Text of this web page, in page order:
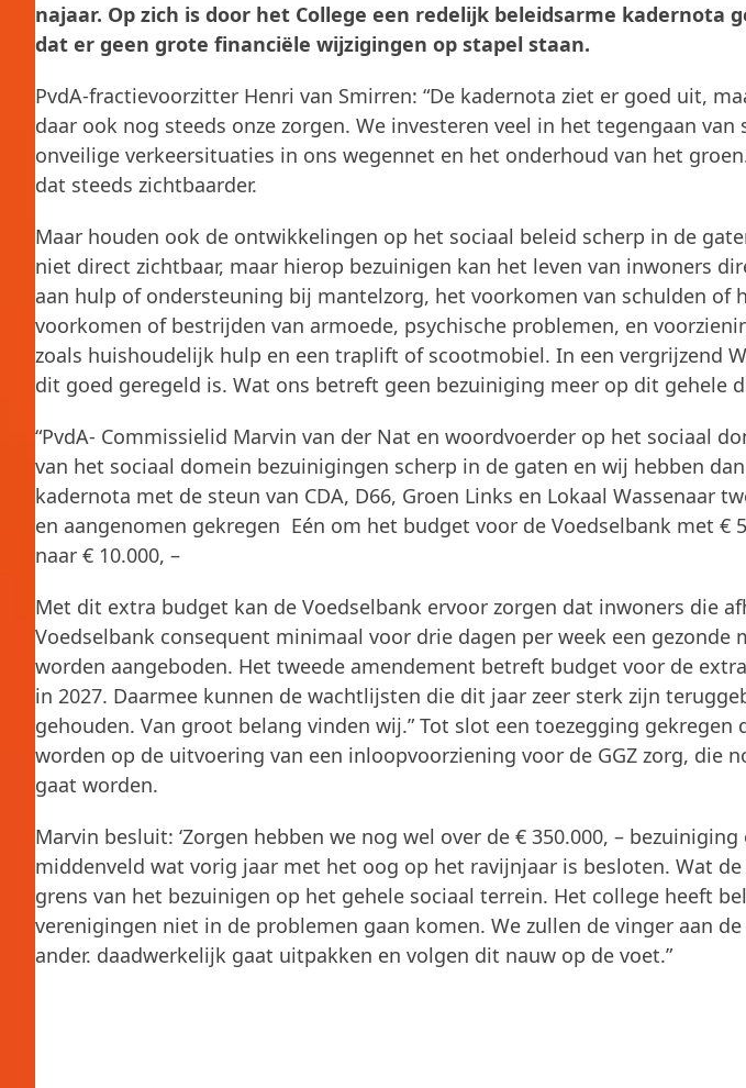
najaar. Op zich is door het College een redelijk beleidsarme kadernota
dat er geen grote financiële wijzigingen op stapel staan.
PvdA-fractievoorzitter Henri van Smirren: “De kadernota ziet er goed uit,
daar ook nog steeds onze zorgen. We investeren veel in het tegengaan van
onveilige verkeersituaties in ons wegennet en het onderhoud van het
dat steeds zichtbaarder.
Maar houden ook de ontwikkelingen op het sociaal beleid scherp in de
niet direct zichtbaar, maar hierop bezuinigen kan het leven van inwoners
aan hulp of ondersteuning bij mantelzorg, het voorkomen van schulden of
voorkomen of bestrijden van armoede, psychische problemen, en
zoals huishoudelijk hulp en een traplift of scootmobiel. In een vergrijzend
dit goed geregeld is. Wat ons betreft geen bezuiniging meer op dit gehele
“PvdA- Commissielid Marvin van der Nat en woordvoerder op het sociaal
van het sociaal domein bezuinigingen scherp in de gaten en wij hebben
kadernota met de steun van CDA, D66, Groen Links en Lokaal Wassenaar
en aangenomen gekregen Eén om het budget voor de Voedselbank met €
naar € 10.000, –
Met dit extra budget kan de Voedselbank ervoor zorgen dat inwoners die
Voedselbank consequent minimaal voor drie dagen per week een gezonde
worden aangeboden. Het tweede amendement betreft budget voor de
in 2027. Daarmee kunnen de wachtlijsten die dit jaar zeer sterk zijn
gehouden. Van groot belang vinden wij.” Tot slot een toezegging gekregen
worden op de uitvoering van een inloopvoorziening voor de GGZ zorg, die
gaat worden.
Marvin besluit: ‘Zorgen hebben we nog wel over de € 350.000, –
middenveld wat vorig jaar met het oog op het ravijnjaar is besloten. Wat
grens van het bezuinigen op het gehele sociaal terrein. Het college heeft
verenigingen niet in de problemen gaan komen. We zullen de vinger aan
ander. daadwerkelijk gaat uitpakken en volgen dit nauw op de voet.”